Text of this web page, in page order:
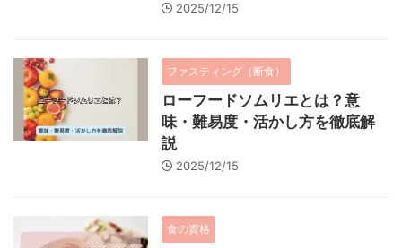
2025/12/15
ファスティング（断食）
ローフードソムリエとは？意
味・難易度・活かし方を徹底解
説
2025/12/15
食の資格